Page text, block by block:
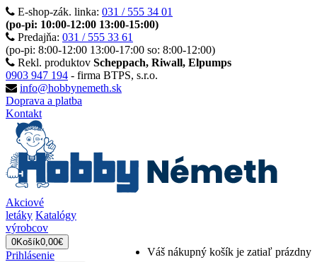
E-shop-zák. linka: 031 / 555 34 01
(po-pi: 10:00-12:00 13:00-15:00)
Predajňa: 031 / 555 33 61
(po-pi: 8:00-12:00 13:00-17:00 so: 8:00-12:00)
Rekl. produktov Scheppach, Riwall, Elpumps
0903 947 194 - firma BTPS, s.r.o.
info@hobbynemeth.sk
Doprava a platba
Kontakt
Akciové
letáky Katalógy
výrobcov
0Košík0,00€
Váš nákupný košík je zatiaľ prázdny
Prihlásenie